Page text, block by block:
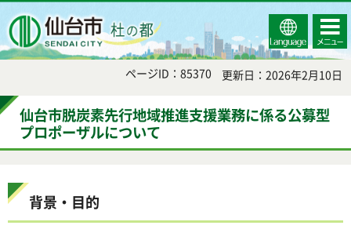
Select
Language
コンテ
ンツメ
ニュー
ページID：85370 更新日：2026年2月10日
仙台市脱炭素先行地域推進支援業務に係る公募型
プロポーザルについて
背景・目的